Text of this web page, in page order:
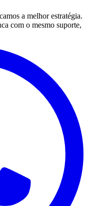
a melhor estratégia.
com o mesmo suporte,